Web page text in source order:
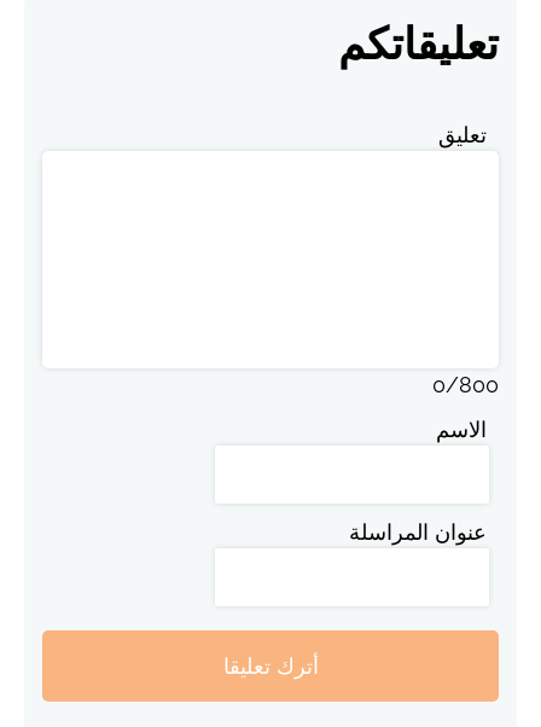
تعليقاتكم
تعليق
0/800
الاسم
عنوان المراسلة
أترك تعليقا